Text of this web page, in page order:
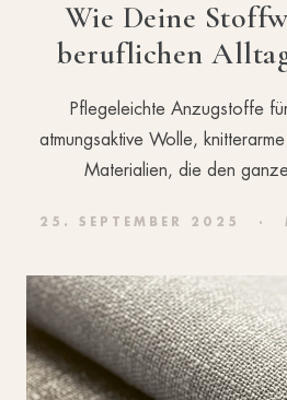
Wie Deine
beruflichen
Pflegeleichte Anzugstoffe
atmungsaktive Wolle,
Materialien, die den
25. SEPTEMBER 2025 ·